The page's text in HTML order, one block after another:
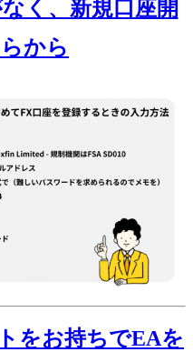
く、新規口座開
から
をお持ちでEAを